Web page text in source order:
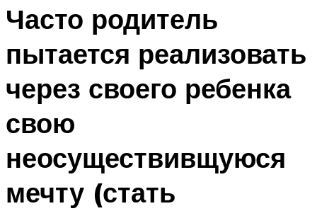
Часто родитель
пытается реализовать
через своего ребенка
свою
неосуществивщуюся
мечту (стать